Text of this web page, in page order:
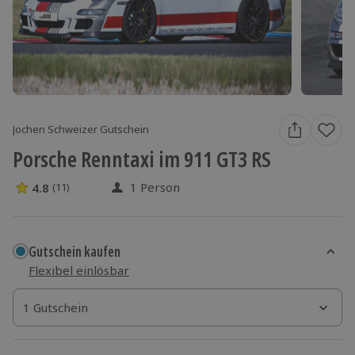
Jochen Schweizer Gutschein
Porsche Renntaxi im 911 GT3 RS
4.8 Sterne von 5 aus 11 Bewertungen
4.8 (11) 1 Person
Gutschein kaufen
Flexibel einlösbar
1 Gutschein
1 Gutschein
1 Gutschein